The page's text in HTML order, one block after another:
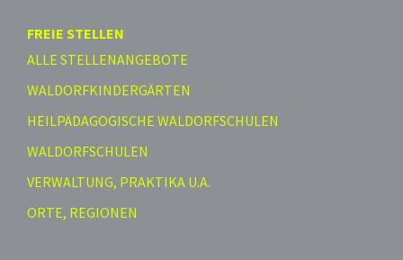
FREIE STELLEN
ALLE STELLENANGEBOTE
WALDORFKINDERGÄRTEN
HEILPÄDAGOGISCHE WALDORFSCHULEN
WALDORFSCHULEN
VERWALTUNG, PRAKTIKA U.A.
ORTE, REGIONEN